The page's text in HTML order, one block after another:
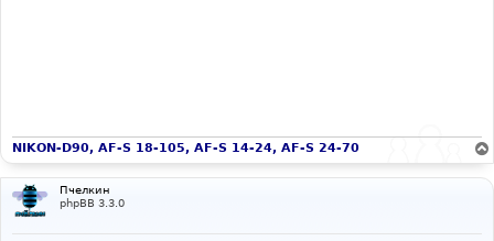
NIKON-D90, AF-S 18-105, AF-S 14-24, AF-S 24-70
Пчелкин
phpBB 3.3.0